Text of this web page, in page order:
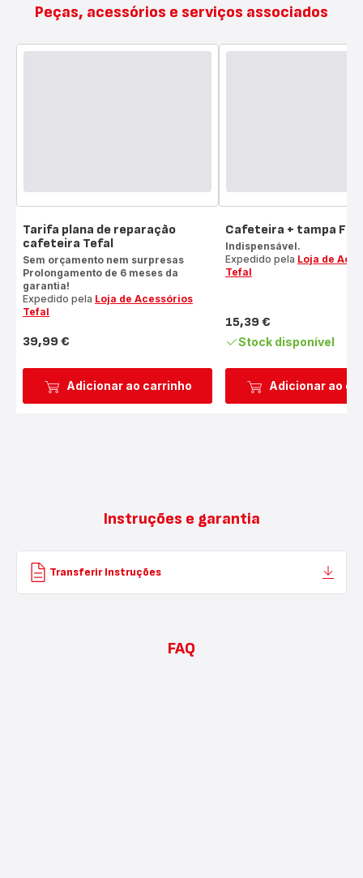
Peças, acessórios e serviços associados
Adicionar ao carrinho
Tarifa plana de reparação
cafeteira Tefal
Sem orçamento nem surpresas
Prolongamento de 6 meses da
garantia!
Expedido pela Loja de Acessórios
Tefal
Preço
39,99 €
Adicionar ao
Cafeteira + tampa
Indispensável.
Expedido pela Loja de
Tefal
Preço
15,39 €
Stock disponível
Instruções e garantia
Transferir Instruções
FAQ